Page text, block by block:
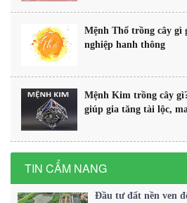
Mệnh Thổ trồng cây gì
nghiệp hanh thông
Mệnh Kim trồng cây
giúp gia tăng tài lộc,
TIN CẨM NANG
Đầu tư đất nền ven